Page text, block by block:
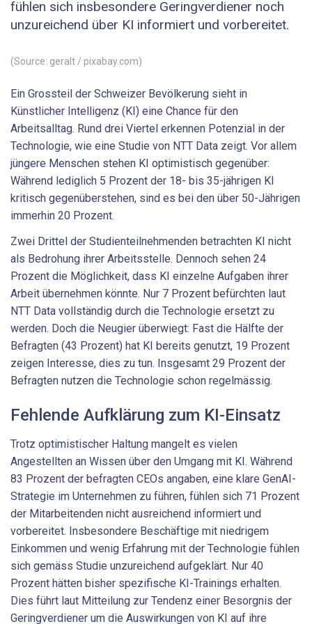
fühlen sich insbesondere Geringverdiener noch
unzureichend über KI informiert und vorbereitet.
(Source: geralt / pixabay.com)
Ein Grossteil der Schweizer Bevölkerung sieht in
Künstlicher Intelligenz (KI) eine Chance für den
Arbeitsalltag. Rund drei Viertel erkennen Potenzial in der
Technologie, wie eine Studie von NTT Data zeigt. Vor allem
jüngere Menschen stehen KI optimistisch gegenüber:
Während lediglich 5 Prozent der 18- bis 35-jährigen KI
kritisch gegenüberstehen, sind es bei den über 50-Jährigen
immerhin 20 Prozent.
Zwei Drittel der Studienteilnehmenden betrachten KI nicht
als Bedrohung ihrer Arbeitsstelle. Dennoch sehen 24
Prozent die Möglichkeit, dass KI einzelne Aufgaben ihrer
Arbeit übernehmen könnte. Nur 7 Prozent befürchten laut
NTT Data vollständig durch die Technologie ersetzt zu
werden. Doch die Neugier überwiegt: Fast die Hälfte der
Befragten (43 Prozent) hat KI bereits genutzt, 19 Prozent
zeigen Interesse, dies zu tun. Insgesamt 29 Prozent der
Befragten nutzen die Technologie schon regelmässig.
Fehlende Aufklärung zum KI-Einsatz
Trotz optimistischer Haltung mangelt es vielen
Angestellten an Wissen über den Umgang mit KI. Während
83 Prozent der befragten CEOs angaben, eine klare GenAI-
Strategie im Unternehmen zu führen, fühlen sich 71 Prozent
der Mitarbeitenden nicht ausreichend informiert und
vorbereitet. Insbesondere Beschäftige mit niedrigem
Einkommen und wenig Erfahrung mit der Technologie fühlen
sich gemäss Studie unzureichend aufgeklärt. Nur 40
Prozent hätten bisher spezifische KI-Trainings erhalten.
Dies führt laut Mitteilung zur Tendenz einer Besorgnis der
Geringverdiener um die Auswirkungen von KI auf ihre